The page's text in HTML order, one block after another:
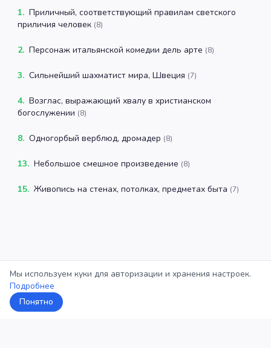
1. Приличный, соответствующий правилам светского
приличия человек (8)
2. Персонаж итальянской комедии дель арте (8)
3. Сильнейший шахматист мира, Швеция (7)
4. Возглас, выражающий хвалу в христианском
богослужении (8)
8. Одногорбый верблюд, дромадер (8)
13. Небольшое смешное произведение (8)
15. Живопись на стенах, потолках, предметах быта (7)
Мы используем куки для авторизации и хранения настроек.
Подробнее
Понятно